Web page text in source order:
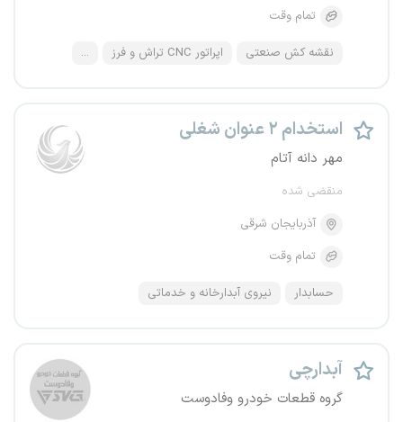
تمام وقت
نقشه کش صنعتی اپراتور CNC تراش و فرز ...
استخدام ۲ عنوان شغلی
مهر دانه آتام
منقضی شده
آذربایجان شرقی
تمام وقت
حسابدار نیروی آبدارخانه و خدماتی
آبدارچی
گروه قطعات خودرو وفادوست